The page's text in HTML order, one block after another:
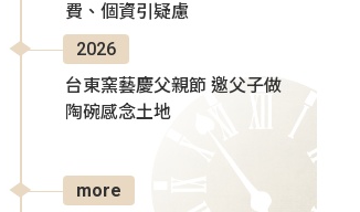
費、個資引疑慮
2026
台東窯藝慶父親節 邀父子做
陶碗感念土地
more